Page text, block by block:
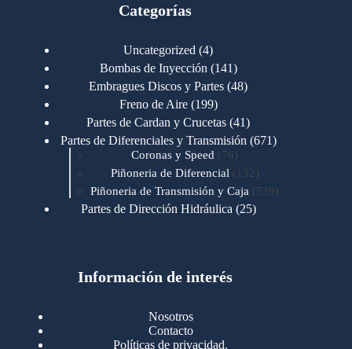
Categorías
Uncategorized 44
productos
Bombas de Inyección 141141
productos
Embragues Discos y Partes 4848
Freno de Aire 199199
productos
Partes de Cardan y Crucetas 4141
productos
Partes de Diferenciales y Transmisión 671671
Coronas y Speed 7676
productos
Piñoneria de Diferencial 132 132
productos
Piñoneria de Transmisión y Caja 539539
Partes de Dirección Hidráulica 2525
Motores Cummins 723
Cummins B/C 855
Cummins ISF
Información de interés
Nosotros
Contacto
Políticas de privacidad.